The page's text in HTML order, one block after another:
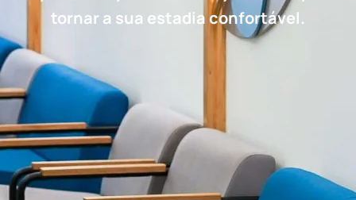
tornar a sua estadia confortável.